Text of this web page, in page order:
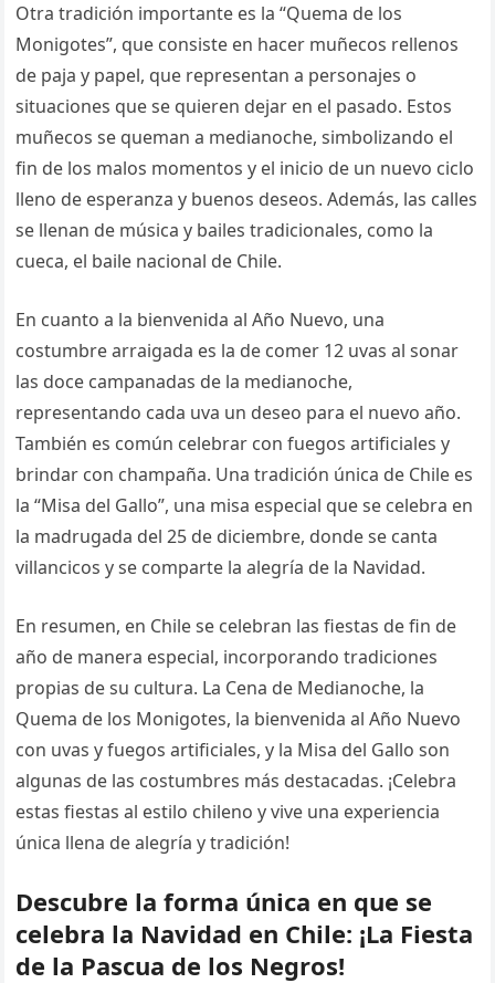
Otra tradición importante es la “Quema de los
Monigotes”, que consiste en hacer muñecos rellenos
de paja y papel, que representan a personajes o
situaciones que se quieren dejar en el pasado. Estos
muñecos se queman a medianoche, simbolizando el
fin de los malos momentos y el inicio de un nuevo ciclo
lleno de esperanza y buenos deseos. Además, las calles
se llenan de música y bailes tradicionales, como la
cueca, el baile nacional de Chile.
En cuanto a la bienvenida al Año Nuevo, una
costumbre arraigada es la de comer 12 uvas al sonar
las doce campanadas de la medianoche,
representando cada uva un deseo para el nuevo año.
También es común celebrar con fuegos artificiales y
brindar con champaña. Una tradición única de Chile es
la “Misa del Gallo”, una misa especial que se celebra en
la madrugada del 25 de diciembre, donde se canta
villancicos y se comparte la alegría de la Navidad.
En resumen, en Chile se celebran las fiestas de fin de
año de manera especial, incorporando tradiciones
propias de su cultura. La Cena de Medianoche, la
Quema de los Monigotes, la bienvenida al Año Nuevo
con uvas y fuegos artificiales, y la Misa del Gallo son
algunas de las costumbres más destacadas. ¡Celebra
estas fiestas al estilo chileno y vive una experiencia
única llena de alegría y tradición!
Descubre la forma única en que se
celebra la Navidad en Chile: ¡La Fiesta
de la Pascua de los Negros!